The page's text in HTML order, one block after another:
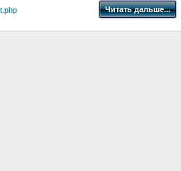
Читать дальше...